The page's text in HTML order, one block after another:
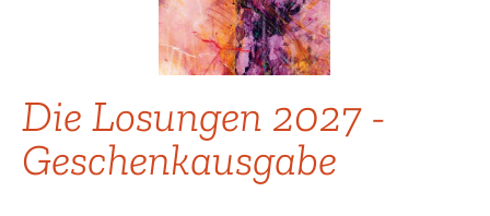
Die Losungen 2027 -
Geschenkausgabe